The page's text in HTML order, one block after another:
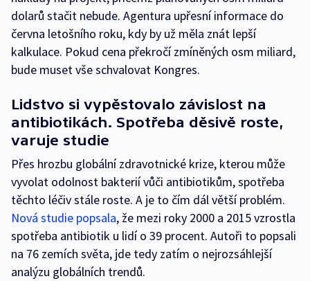
dolarů stačit nebude. Agentura upřesní informace do
června letošního roku, kdy by už měla znát lepší
kalkulace. Pokud cena překročí zmíněných osm miliard,
bude muset vše schvalovat Kongres.
Lidstvo si vypěstovalo závislost na
antibiotikách. Spotřeba děsivě roste,
varuje studie
Přes hrozbu globální zdravotnické krize, kterou může
vyvolat odolnost bakterií vůči antibiotikům, spotřeba
těchto léčiv stále roste. A je to čím dál větší problém.
Nová studie popsala, že mezi roky 2000 a 2015 vzrostla
spotřeba antibiotik u lidí o 39 procent. Autoři to popsali
na 76 zemích světa, jde tedy zatím o nejrozsáhlejší
analýzu globálních trendů.